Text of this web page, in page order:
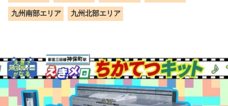
九州南部エリア 九州北部エリア